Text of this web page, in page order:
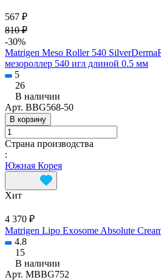
567 ₽
810 ₽
-30%
Matrigen Meso Roller 540
мезороллер 540 игл длиной 0.5 мм
5
26
В наличии
Арт. BBG568-50
В корзину
Страна производства
:
Южная Корея
Хит
4 370 ₽
Matrigen Lipo Exosome Absolute
4.8
15
В наличии
Арт. MBBG752